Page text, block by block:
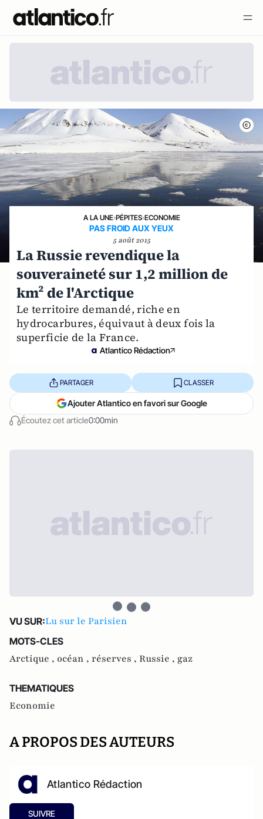
A LA UNE›PÉPITES›ECONOMIE
PAS FROID AUX YEUX
5 août 2015
La Russie revendique la
souveraineté sur 1,2 million de
km² de l'Arctique
Le territoire demandé, riche en
hydrocarbures, équivaut à deux fois la
superficie de la France.
Atlantico Rédaction
Écoutez cet article0:00min
PARTAGER CLASSER
Ajouter Atlantico en favori sur Google
VU SUR:Lu sur le Parisien
MOTS-CLES
Arctique , océan , réserves , Russie , gaz
THEMATIQUES
Economie
A PROPOS DES AUTEURS
Atlantico Rédaction
SUIVRE